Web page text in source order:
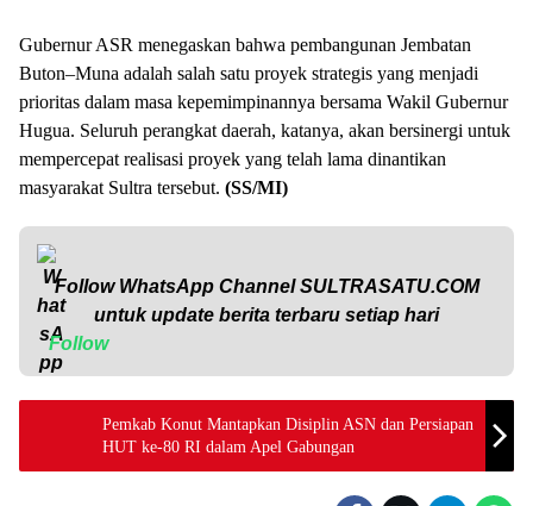
Gubernur ASR menegaskan bahwa pembangunan Jembatan
Buton–Muna adalah salah satu proyek strategis yang menjadi
prioritas dalam masa kepemimpinannya bersama Wakil Gubernur
Hugua. Seluruh perangkat daerah, katanya, akan bersinergi untuk
mempercepat realisasi proyek yang telah lama dinantikan
masyarakat Sultra tersebut. (SS/MI)
Follow WhatsApp ChannelSULTRASATU.COM
untuk update berita terbaru setiap hari
Follow
Pemkab Konut Mantapkan Disiplin ASN dan Persiapan
HUT ke-80 RI dalam Apel Gabungan